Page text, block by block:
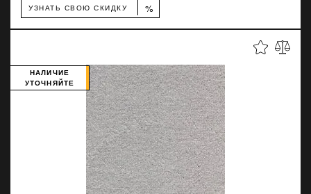
УЗНАТЬ СВОЮ СКИДКУ %
НАЛИЧИЕ
УТОЧНЯЙТЕ